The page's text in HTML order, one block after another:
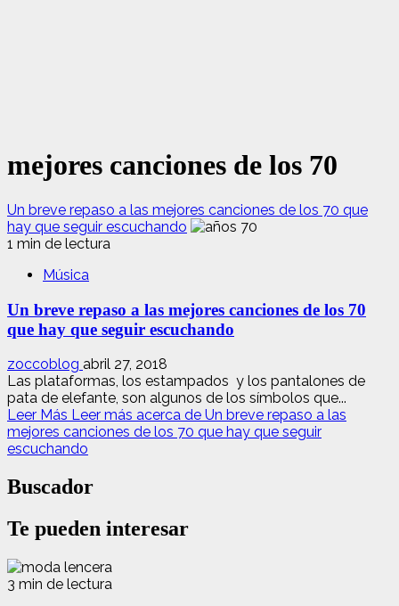
mejores canciones de los 70
Un breve repaso a las mejores canciones de los 70 que
hay que seguir escuchando
1 min de lectura
Música
Un breve repaso a las mejores canciones de los 70
que hay que seguir escuchando
zoccoblog abril 27, 2018
Las plataformas, los estampados y los pantalones de
pata de elefante, son algunos de los símbolos que...
Leer Más Leer más acerca de Un breve repaso a las
mejores canciones de los 70 que hay que seguir
escuchando
Buscador
Te pueden interesar
3 min de lectura